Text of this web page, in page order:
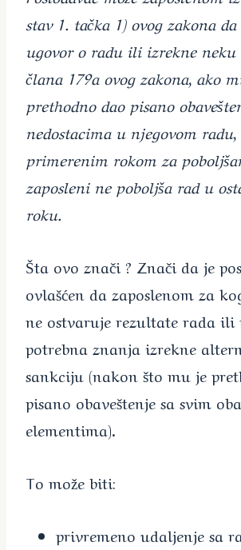
stav 1. tačka 1) ovog zakona da
ugovor o radu ili izrekne neku
člana 179a ovog zakona, ako
prethodno dao pisano
nedostacima u njegovom
primerenim rokom za
zaposleni ne poboljša rad u
roku.
Šta ovo znači ? Znači da je
ovlašćen da zaposlenom za
ne ostvaruje rezultate rada ili
potrebna znanja izrekne
sankciju (nakon što mu je
pisano obaveštenje sa svim
elementima).
To može biti:
privremeno udaljenje sa